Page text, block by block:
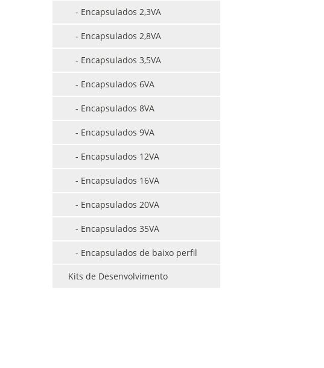
- Encapsulados 2,3VA
- Encapsulados 2,8VA
- Encapsulados 3,5VA
- Encapsulados 6VA
- Encapsulados 8VA
- Encapsulados 9VA
- Encapsulados 12VA
- Encapsulados 16VA
- Encapsulados 20VA
- Encapsulados 35VA
- Encapsulados de baixo perfil
Kits de Desenvolvimento